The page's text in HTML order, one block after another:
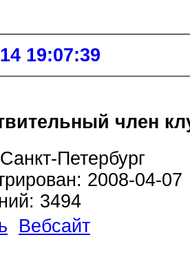
19:07:39
член
Петербург
2008-04-07
3494
Вебсайт